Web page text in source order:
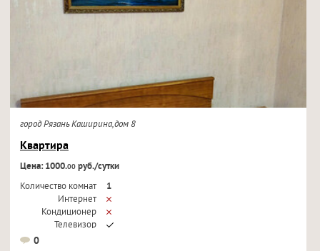
город Рязань Каширина,дом 8
Квартира
Цена: 1000.00руб./сутки
Количество комнат
1
Интернет
Кондиционер
Телевизор
0